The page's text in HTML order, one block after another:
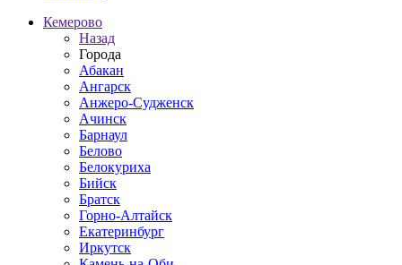
Кемерово
Назад
Города
Абакан
Ангарск
Анжеро-Судженск
Ачинск
Барнаул
Белово
Белокуриха
Бийск
Братск
Горно-Алтайск
Екатеринбург
Иркутск